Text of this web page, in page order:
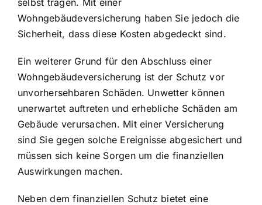
Wohngebäudeversicherung haben Sie jedoch die
Sicherheit, dass diese Kosten abgedeckt sind.
Ein weiterer Grund für den Abschluss einer
Wohngebäudeversicherung ist der Schutz vor
unvorhersehbaren Schäden. Unwetter können
unerwartet auftreten und erhebliche Schäden am
Gebäude verursachen. Mit einer Versicherung
sind Sie gegen solche Ereignisse abgesichert und
müssen sich keine Sorgen um die finanziellen
Auswirkungen machen.
Neben dem finanziellen Schutz bietet eine